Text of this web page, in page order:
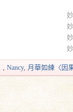
, Nancy, 月華如練〈因